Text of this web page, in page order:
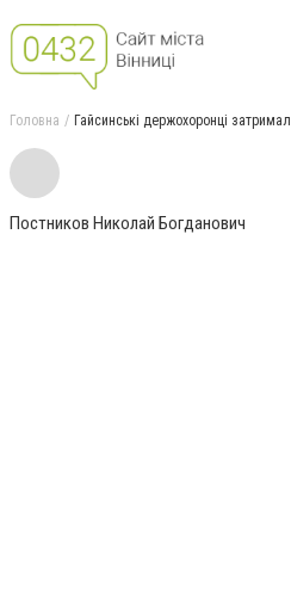
Головна Гайсинські держохоронці
Постников Николай Богданович